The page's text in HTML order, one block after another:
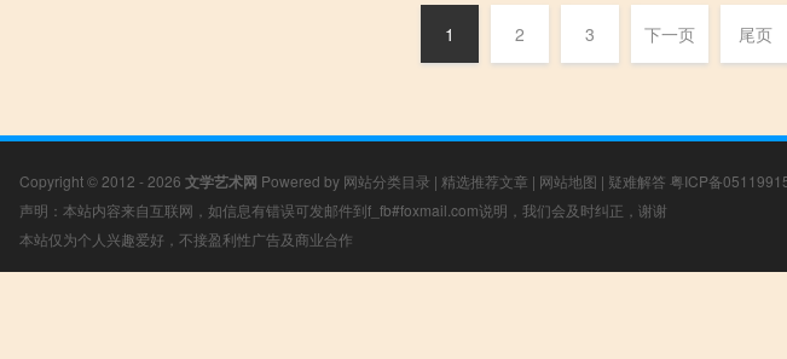
1 2 3 下一页 尾页
Copyright © 2012 - 2026 文学艺术网 Powered by 网站分类目录 | 精选推荐文章 | 网站地图 | 疑难解答 粤ICP备
声明：本站内容来自互联网，如信息有错误可发邮件到f_fb#foxmail.com说明，我们会及时纠正，谢谢
本站仅为个人兴趣爱好，不接盈利性广告及商业合作